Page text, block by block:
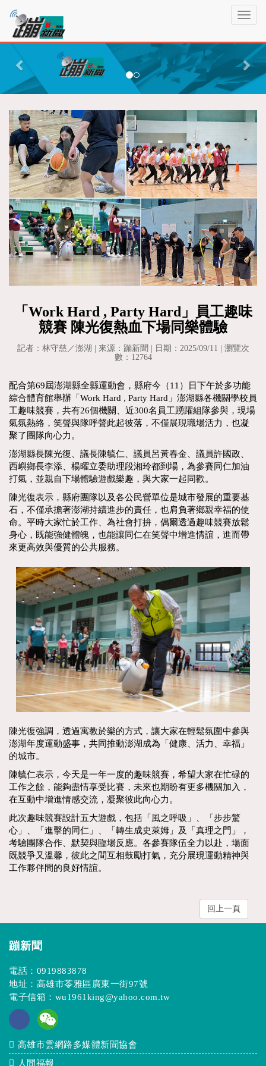
T
g
l
e
g
t
i
o
n
蹦
新
聞P
r
v
i
o
u
s
N
e
x
t
「Work Hard , Party Hard」員工趣味
競賽 陳光復熱血下場同樂體驗
記者：林守慈／澎湖 | 來源：蹦新聞 | 日期：2025/09/11 | 瀏覽次
數：12764
配合第69屆澎湖縣全縣運動會，縣府今（11）日下午於多功能
綜合體育館舉辦「Work Hard , Party Hard」澎湖縣各機關學校員
工趣味競賽，共有26個機關、近300名員工踴躍組隊參與，現場
氣氛熱絡，笑聲與隊呼聲此起彼落，不僅展現職場活力，也凝
聚了團隊向心力。
澎湖縣長陳光復、議長陳毓仁、議員呂黃春金、議員許國政、
西嶼鄉長李添、楊曜立委助理段湘玲都到場，為參賽同仁加油
打氣，並親自下場體驗遊戲樂趣，與大家一起同歡。
陳光復表示，縣府團隊以及各公民營單位是城市發展的重要基
石，不僅承擔著澎湖持續進步的責任，也肩負著鄉親幸福的使
命。平時大家忙於工作、為社會打拚，偶爾透過趣味競賽放鬆
身心，既能強健體魄，也能讓同仁在笑聲中增進情誼，進而帶
來更高效與優質的公共服務。
陳光復強調，透過寓教於樂的方式，讓大家在輕鬆氛圍中參與
澎湖年度運動盛事，共同推動澎湖成為「健康、活力、幸福」
的城市。
陳毓仁表示，今天是一年一度的趣味競賽，希望大家在忙碌的
工作之餘，能夠盡情享受比賽，未來也期盼有更多機關加入，
在互動中增進情感交流，凝聚彼此向心力。
此次趣味競賽設計五大遊戲，包括「風之呼吸」、「步步驚
心」、「進擊的同仁」、「轉生成史萊姆」及「真理之門」，
考驗團隊合作、默契與臨場反應。各參賽隊伍全力以赴，場面
既競爭又溫馨，彼此之間互相鼓勵打氣，充分展現運動精神與
工作夥伴間的良好情誼。
回上一頁
蹦新聞
電話： 0919883878
地址：高雄市苓雅區廣東一街97號
電子信箱： wu1961king@yahoo.com.tw
高雄市雲網路多媒體新聞協會
人間福報